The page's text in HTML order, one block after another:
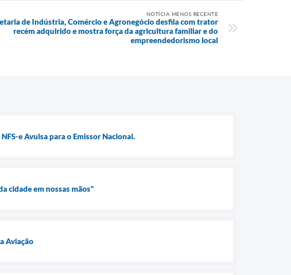
NOTÍCIA MENOS RECENTE
de Indústria, Comércio e Agronegócio desfila com trator
recém adquirido e mostra força da agricultura familiar e do
empreendedorismo local
e Avulsa para o Emissor Nacional.
cidade em nossas mãos"
Aviação